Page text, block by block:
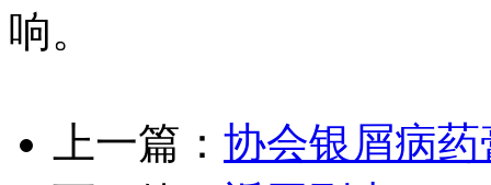
响。
上一篇： 协会银屑病药